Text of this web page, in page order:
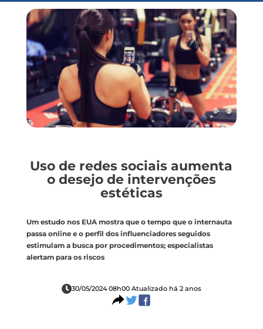
Uso de redes sociais aumenta
o desejo de intervenções
estéticas
Um estudo nos EUA mostra que o tempo que o internauta
passa online e o perfil dos influenciadores seguidos
estimulam a busca por procedimentos; especialistas
alertam para os riscos
30/05/2024 08h00 Atualizado há 2 anos